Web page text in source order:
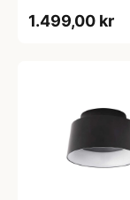
1.499,00 kr